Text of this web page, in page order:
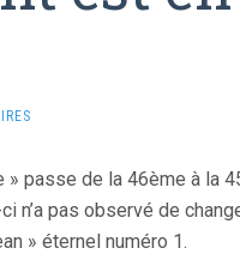
passe de la 46ème à la
n’a pas observé de
» éternel numéro 1.